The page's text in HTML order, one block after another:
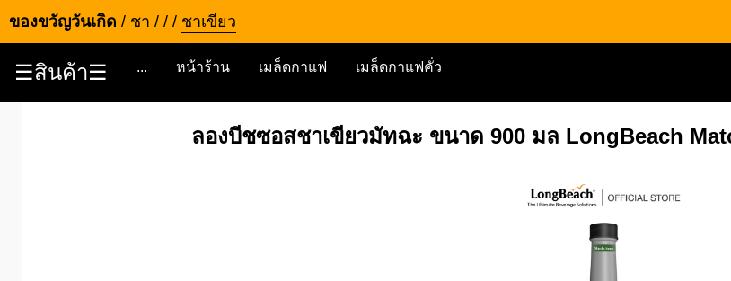
ของขวัญวันเกิด / ชา / / / ชาเขียว
☰สินค้า☰ ... หน้าร้าน เมล็ดกาแฟ เมล็ดกาแฟคั่ว
ลองบีชซอสชาเขียวมัทฉะ ขนาด 900 มล LongBeach